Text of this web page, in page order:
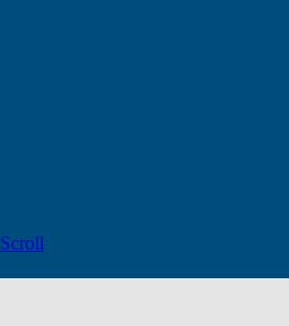
Scroll